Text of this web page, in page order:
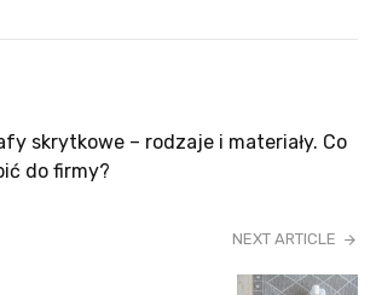
skrytkowe – rodzaje i materiały. Co
do firmy?
NEXT ARTICLE